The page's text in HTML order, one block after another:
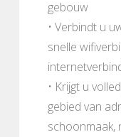
gebouw
• Verbindt u
snelle
• Krijgt u
gebied van
schoonmaak,